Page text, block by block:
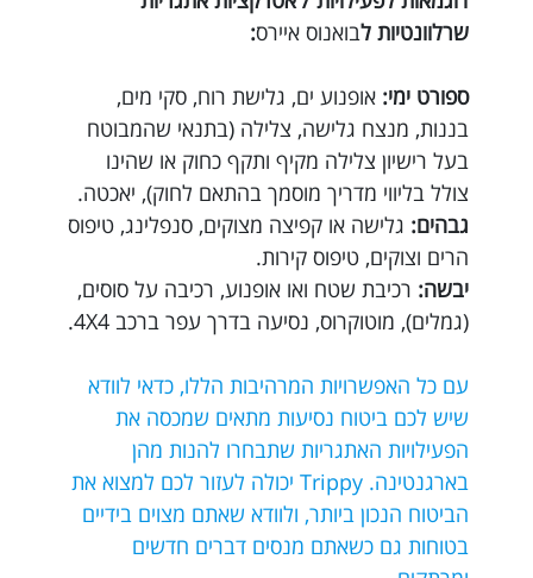
שרלוונטיות לבואנוס איירס:
ספורט ימי: אופנוע ים, גלישת רוח, סקי מים,
בננות, מנצח גלישה, צלילה (בתנאי שהמבוטח
בעל רישיון צלילה מקיף ותקף כחוק או שהינו
צולל בליווי מדריך מוסמך בהתאם לחוק), יאכטה.
גבהים: גלישה או קפיצה מצוקים, סנפלינג, טיפוס
הרים וצוקים, טיפוס קירות.
יבשה: רכיבת שטח ואו אופנוע, רכיבה על סוסים,
(גמלים), מוטוקרוס, נסיעה בדרך עפר ברכב 4X4.
עם כל האפשרויות המרהיבות הללו, כדאי לוודא
שיש לכם ביטוח נסיעות מתאים שמכסה את
הפעילויות האתגריות שתבחרו להנות מהן
בארגנטינה. Trippy יכולה לעזור לכם למצוא את
הביטוח הנכון ביותר, ולוודא שאתם מצוים בידיים
בטוחות גם כשאתם מנסים דברים חדשים